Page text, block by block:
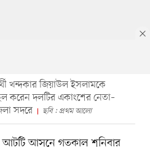
খন্দকার জিয়াউল ইসলামকে
করেন দলটির একাংশের নেতা–
সদরে
ছবি : প্রথম আলো
আটটি আসনে গতকাল শনিবার